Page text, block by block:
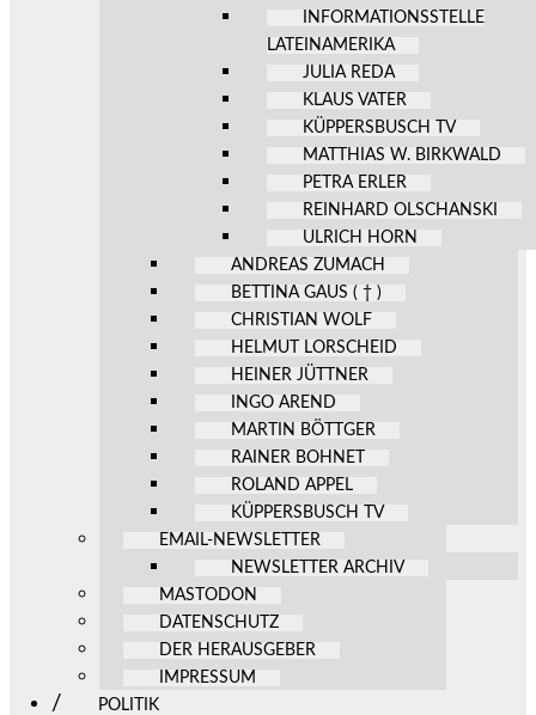
INFORMATIONSSTELLE
LATEINAMERIKA
JULIA REDA
KLAUS VATER
KÜPPERSBUSCH TV
MATTHIAS W. BIRKWALD
PETRA ERLER
REINHARD OLSCHANSKI
ULRICH HORN
ANDREAS ZUMACH
BETTINA GAUS ( † )
CHRISTIAN WOLF
HELMUT LORSCHEID
HEINER JÜTTNER
INGO AREND
MARTIN BÖTTGER
RAINER BOHNET
ROLAND APPEL
KÜPPERSBUSCH TV
EMAIL-NEWSLETTER
NEWSLETTER ARCHIV
MASTODON
DATENSCHUTZ
DER HERAUSGEBER
IMPRESSUM
POLITIK